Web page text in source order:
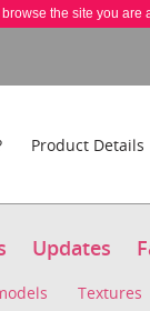
the site you are
Product Details
Updates
Textures